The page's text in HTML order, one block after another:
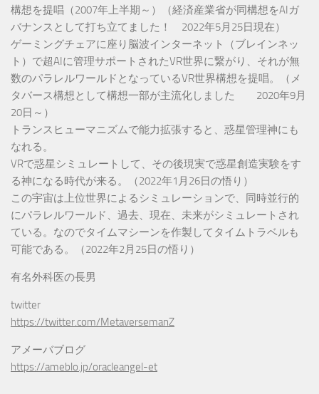
構想を提唱（2007年上半期～）（経済産業省が同構想をAIガ
バナンスとして打ち立てました！ 2022年5月25日現在）
ゲーミングチェアに座り脳波インターネット（ブレインネッ
ト）で超AIに管理サポートされたVR世界に繋がり、それが無
数のパラレルワールドとなっているVR世界構想を提唱。（メ
タバース構想として構想一部が主流化しました 2020年9月
20日～）
トランスヒューマニズムで能力拡張すると、惑星管理神にも
なれる。
VRで惑星シミュレートして、その後現実で惑星創造実験をす
る神になる時代が来る。（2022年1月26日の悟り）
この宇宙は上位世界によるシミュレーションで、同時並行的
にパラレルワールド、過去、現在、未来がシミュレートされ
ている。なのでタイムマシーンを作製してタイムトラベルも
可能である。（2022年2月25日の悟り）
有名外科医の長男
twitter
https://twitter.com/MetaversemanZ
アメーバブログ
https://ameblo.jp/oracleangel-et